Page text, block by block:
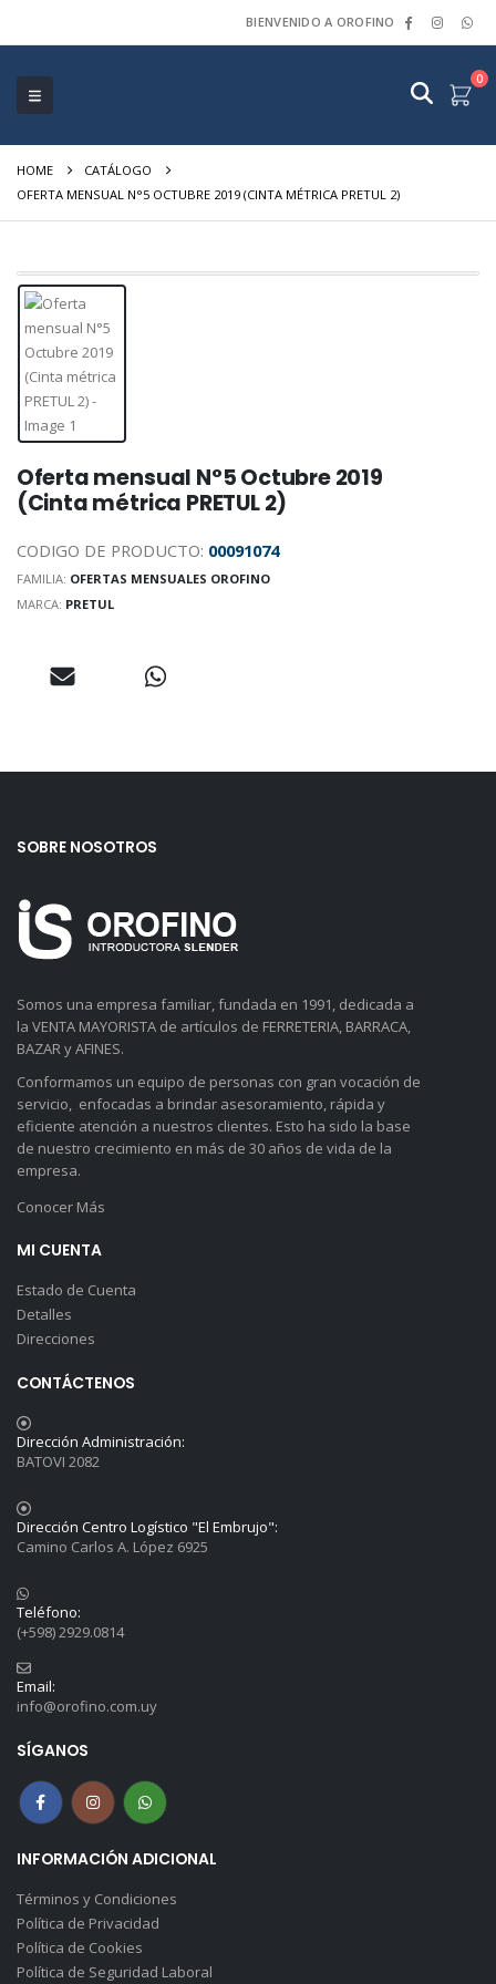
BIENVENIDO A OROFINO
0
HOME
CATÁLOGO
OFERTA MENSUAL N°5 OCTUBRE 2019 (CINTA MÉTRICA PRETUL 2)
Oferta mensual N°5 Octubre 2019
(Cinta métrica PRETUL 2)
CODIGO DE PRODUCTO: 00091074
FAMILIA: OFERTAS MENSUALES OROFINO
MARCA: PRETUL
SOBRE NOSOTROS
Somos una empresa familiar, fundada en 1991, dedicada a
la VENTA MAYORISTA de artículos de FERRETERIA, BARRACA,
BAZAR y AFINES.
Conformamos un equipo de personas con gran vocación de
servicio, enfocadas a brindar asesoramiento, rápida y
eficiente atención a nuestros clientes. Esto ha sido la base
de nuestro crecimiento en más de 30 años de vida de la
empresa.
Conocer Más
MI CUENTA
Estado de Cuenta
Detalles
Direcciones
CONTÁCTENOS
Dirección Administración:
BATOVI 2082
Dirección Centro Logístico "El Embrujo":
Camino Carlos A. López 6925
Teléfono:
(+598) 2929.0814
Email:
info@orofino.com.uy
SÍGANOS
INFORMACIÓN ADICIONAL
Términos y Condiciones
Política de Privacidad
Política de Cookies
Política de Seguridad Laboral